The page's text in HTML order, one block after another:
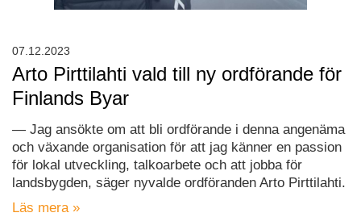
Arto Pirttilahti vald till ny ordförande för
Finlands Byar
— Jag ansökte om att bli ordförande i denna angenäma
och växande organisation för att jag känner en passion
för lokal utveckling, talkoarbete och att jobba för
landsbygden, säger nyvalde ordföranden Arto Pirttilahti.
Läs mera »
07.12.2023